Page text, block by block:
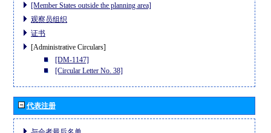
[Member States outside the planning area]
观察员组织
证书
[Administrative Circulars]
[DM-1147]
[Circular Letter No. 38]
代表注册